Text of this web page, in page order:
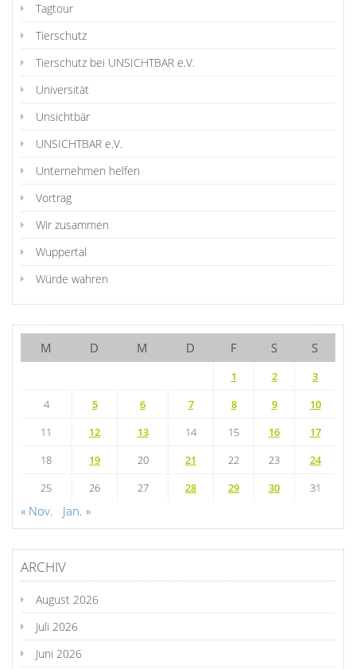
Tagtour
Tierschutz
Tierschutz bei UNSICHTBAR e.V.
Universität
Unsichtbär
UNSICHTBAR e.V.
Unternehmen helfen
Vortrag
Wir zusammen
Wuppertal
Würde wahren
M D M D F S S
1 2
3
4
5 6 7 8 9
10
11
12 13 14 15 16
17
18
19 20 21 22 23
24
25
26 27 28 29 30 31
« Nov. Jan. »
ARCHIV
August 2026
Juli 2026
Juni 2026